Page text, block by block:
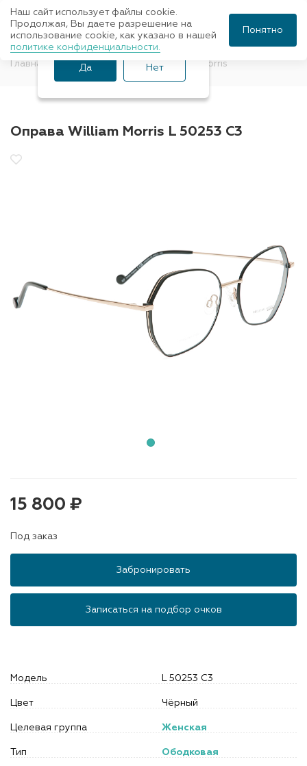
Главная Оправы для очков William Morris
Оправа William Morris L 50253 C3
15 800 ₽
Под заказ
Забронировать
Записаться на подбор очков
Модель L 50253 C3
Цвет Чёрный
Целевая группа Женская
Тип Ободковая
Ваш город Санкт-
Петербург?
Да Нет
Наш сайт использует файлы cookie.
Продолжая, Вы даете разрешение на
использование cookie, как указано в нашей
политике конфиденциальности.
Понятно